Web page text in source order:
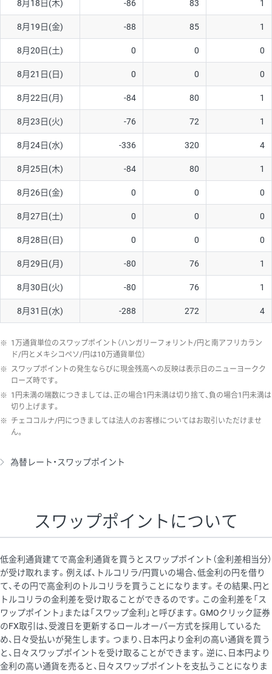
ソ/円は10万通貨単位。
8月18日(木) -86 83 1
8月19日(金) -88 85 1
8月20日(土) 0 0 0
8月21日(日) 0 0 0
8月22日(月) -84 80 1
8月23日(火) -76 72 1
8月24日(水) -336 320 4
8月25日(木) -84 80 1
8月26日(金) 0 0 0
8月27日(土) 0 0 0
8月28日(日) 0 0 0
8月29日(月) -80 76 1
8月30日(火) -80 76 1
8月31日(水) -288 272 4
※ 1万通貨単位のスワップポイント（ハンガリーフォリント/円と南アフリカラン
ド/円とメキシコペソ/円は10万通貨単位）
※ スワップポイントの発生ならびに現金残高への反映は表示日のニューヨークク
ローズ時です。
※ 1円未満の端数につきましては、正の場合1円未満は切り捨て、負の場合1円未満は
切り上げます。
※ チェココルナ/円につきましては法人のお客様についてはお取引いただけませ
ん。
為替レート・スワップポイント
スワップポイントについて
低金利通貨建てで高金利通貨を買うとスワップポイント（金利差相当分）
が受け取れます。例えば、トルコリラ/円買いの場合、低金利の円を借り
て、その円で高金利のトルコリラを買うことになります。その結果、円と
トルコリラの金利差を受け取ることができるのです。この金利差を「ス
ワップポイント」または「スワップ金利」と呼びます。GMOクリック証券
のFX取引は、受渡日を更新するロールオーバー方式を採用しているた
め、日々受払いが発生します。つまり、日本円より金利の高い通貨を買う
と、日々スワップポイントを受け取ることができます。逆に、日本円より
金利の高い通貨を売ると、日々スワップポイントを支払うことになりま